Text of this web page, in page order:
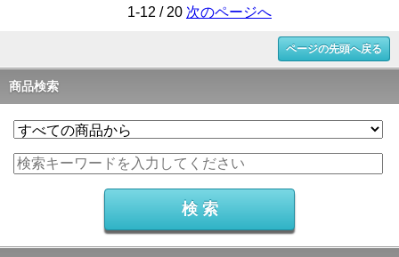
1-12 / 20 次のページへ
ページの先頭へ戻る
商品検索